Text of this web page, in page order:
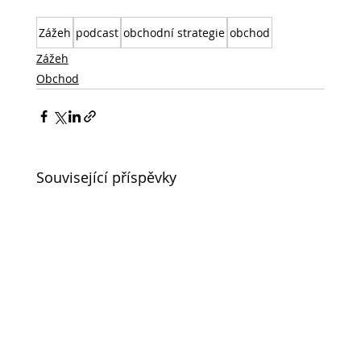
Zážeh podcast obchodní strategie obchod
Zážeh
Obchod
Související příspěvky